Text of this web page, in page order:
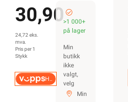
30,90
24,72 eks.
mva.
Pris per 1
Stykk
Hurtigkasse
>1 000+
på lager
Min
butikk
ikke
valgt,
velg
Min